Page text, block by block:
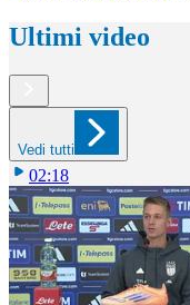
Ultimi video
Vedi tutti
02:18